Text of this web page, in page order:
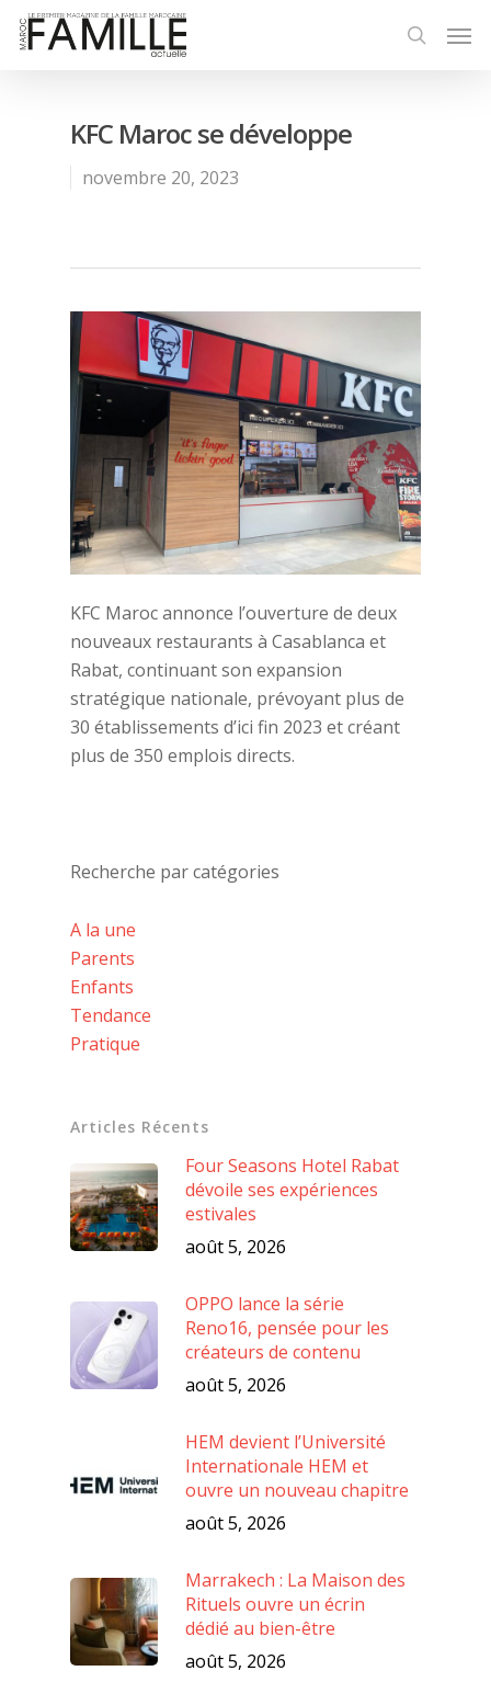
KFC Maroc se développe
novembre 20, 2023
KFC Maroc annonce l’ouverture de deux
nouveaux restaurants à Casablanca et
Rabat, continuant son expansion
stratégique nationale, prévoyant plus de
30 établissements d’ici fin 2023 et créant
plus de 350 emplois directs.
Recherche par catégories
A la une
Parents
Enfants
Tendance
Pratique
Articles Récents
Four Seasons Hotel Rabat
dévoile ses expériences
estivales
août 5, 2026
OPPO lance la série
Reno16, pensée pour les
créateurs de contenu
août 5, 2026
HEM devient l’Université
Internationale HEM et
ouvre un nouveau chapitre
août 5, 2026
Marrakech : La Maison des
Rituels ouvre un écrin
dédié au bien-être
août 5, 2026